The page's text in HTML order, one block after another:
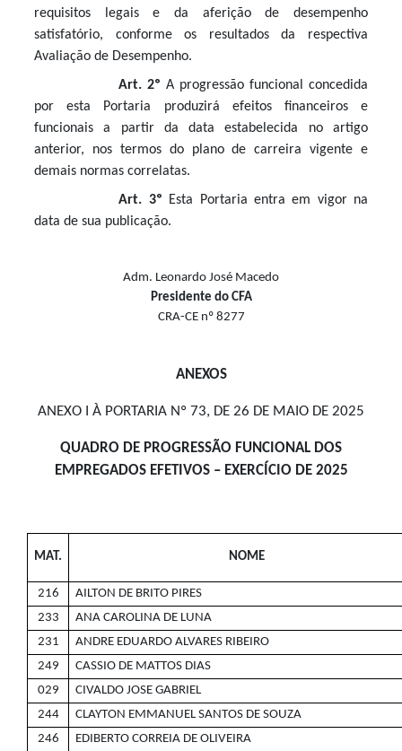
requisitos legais e da aferição de desempenho
satisfatório, conforme os resultados da respectiva
Avaliação de Desempenho.
Art. 2º A progressão funcional concedida
por esta Portaria produzirá efeitos financeiros e
funcionais a partir da data estabelecida no artigo
anterior, nos termos do plano de carreira vigente e
demais normas correlatas.
Art. 3º Esta Portaria entra em vigor na
data de sua publicação.
Adm. Leonardo José Macedo
Presidente do CFA
CRA-CE nº 8277
ANEXOS
ANEXO I À PORTARIA Nº 73, DE 26 DE MAIO DE 2025
QUADRO DE PROGRESSÃO FUNCIONAL DOS
EMPREGADOS EFETIVOS – EXERCÍCIO DE 2025
MAT. NOME
216
AILTON DE BRITO PIRES
233
ANA CAROLINA DE LUNA
231
ANDRE EDUARDO ALVARES RIBEIRO
249
CASSIO DE MATTOS DIAS
029
CIVALDO JOSE GABRIEL
244
CLAYTON EMMANUEL SANTOS DE SOUZA
246
EDIBERTO CORREIA DE OLIVEIRA